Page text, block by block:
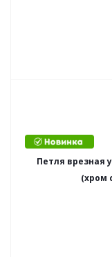
Петля врезная
(хром